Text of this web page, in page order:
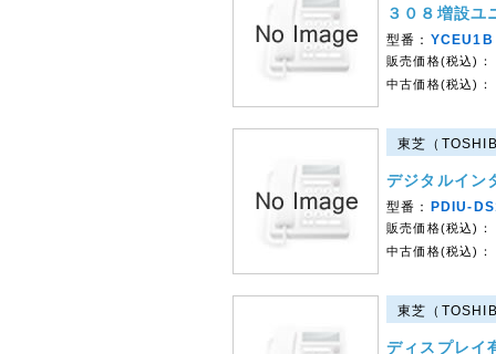
３０８増設ユ
型番： YCEU1B
販売価格(税込)：
中古価格(税込)：
東芝（
デジタルイン
型番： PDIU-
販売価格(税込)：
中古価格(税込)：
東芝（
ディスプレイ